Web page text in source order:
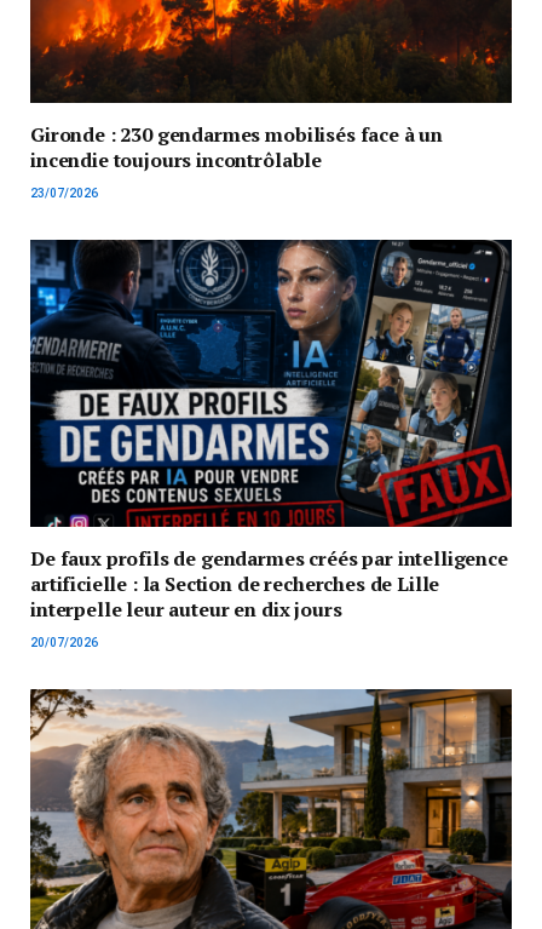
Gironde : 230 gendarmes mobilisés face à un
incendie toujours incontrôlable
23/07/2026
De faux profils de gendarmes créés par intelligence
artificielle : la Section de recherches de Lille
interpelle leur auteur en dix jours
20/07/2026